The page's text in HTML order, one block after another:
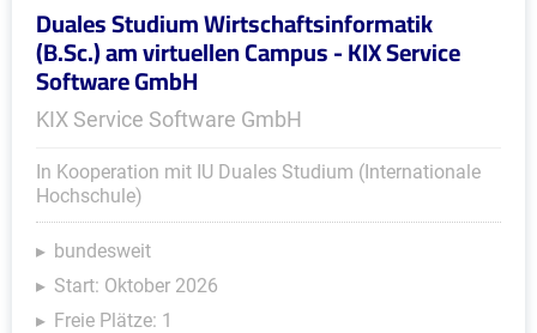
Duales Studium Wirtschaftsinformatik
(B.Sc.) am virtuellen Campus - KIX Service
Software GmbH
KIX Service Software GmbH
In Kooperation mit IU Duales Studium (Internationale
Hochschule)
bundesweit
Start: Oktober 2026
Freie Plätze: 1